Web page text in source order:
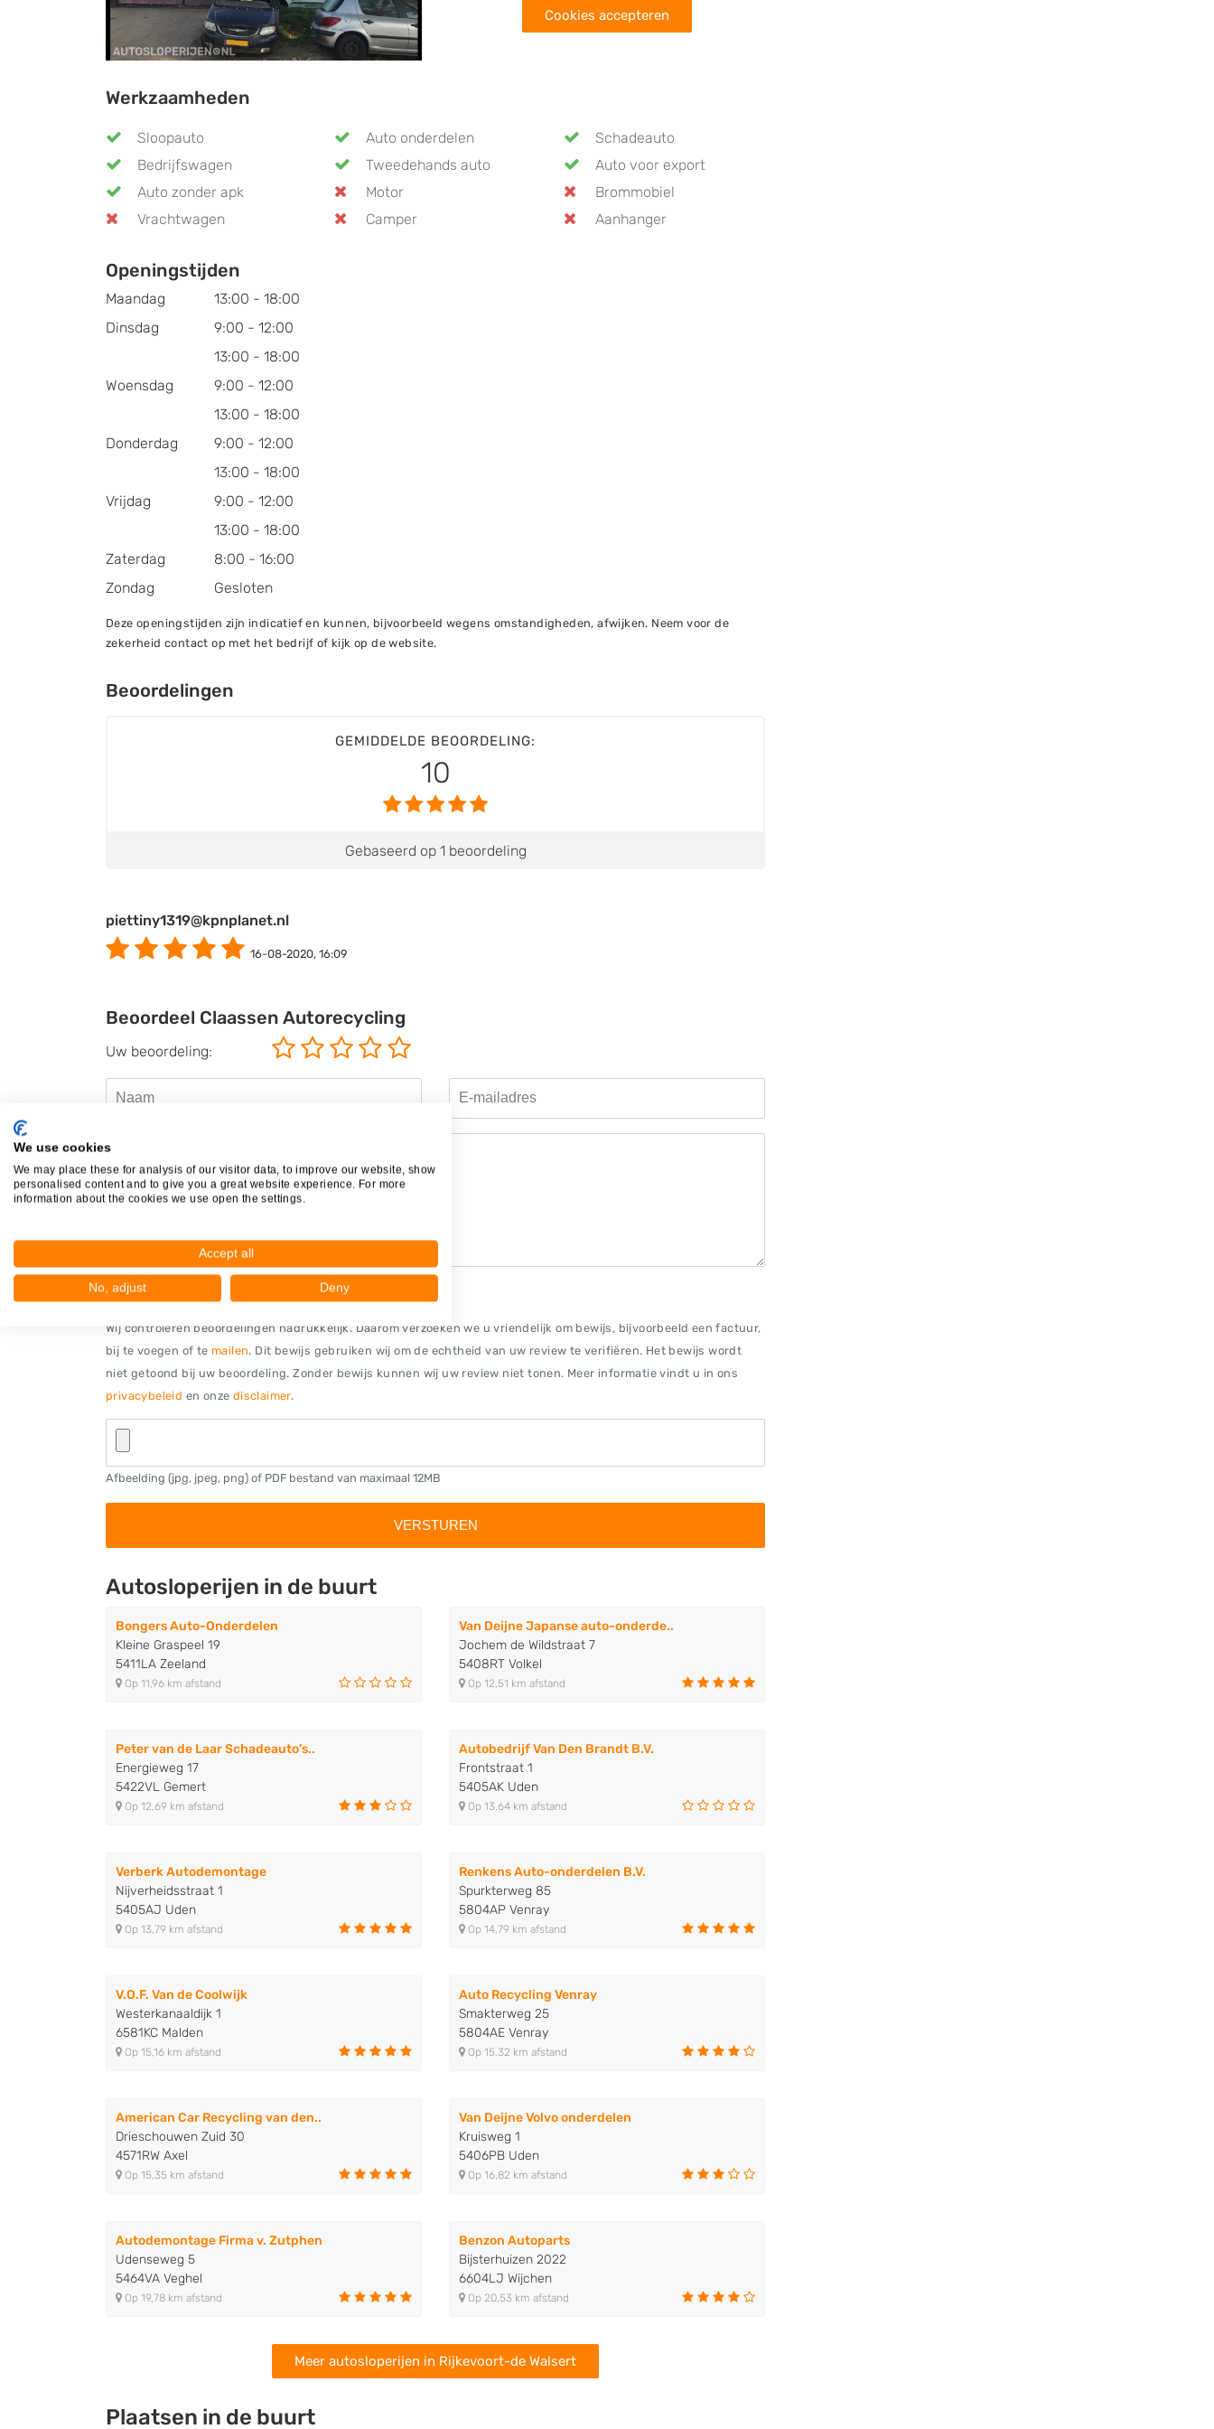
Cookies accepteren
Werkzaamheden
Sloopauto Auto onderdelen
Schadeauto
Bedrijfswagen
Tweedehands auto
Auto voor export
Auto zonder apk
Motor
Brommobiel
Vrachtwagen
Camper Aanhanger
Openingstijden
Maandag
13:00 - 18:00
Dinsdag
9:00 - 12:00
13:00 - 18:00
Woensdag
9:00 - 12:00
13:00 - 18:00
Donderdag
9:00 - 12:00
13:00 - 18:00
Vrijdag
9:00 - 12:00
13:00 - 18:00
Zaterdag
8:00 - 16:00
Zondag
Gesloten
Deze openingstijden zijn indicatief en kunnen, bijvoorbeeld wegens omstandigheden, afwijken. Neem voor de
zekerheid contact op met het bedrijf of kijk op de website.
Beoordelingen
GEMIDDELDE BEOORDELING:
10
Gebaseerd op 1 beoordeling
piettiny1319@kpnplanet.nl
16-08-2020, 16:09
Beoordeel Claassen Autorecycling
Uw beoordeling:
Bewijs
Wij controleren beoordelingen nadrukkelijk. Daarom verzoeken we u vriendelijk om bewijs, bijvoorbeeld een factuur,
bij te voegen of te mailen. Dit bewijs gebruiken wij om de echtheid van uw review te verifiëren. Het bewijs wordt
niet getoond bij uw beoordeling. Zonder bewijs kunnen wij uw review niet tonen. Meer informatie vindt u in ons
privacybeleid en onze disclaimer.
Afbeelding (jpg, jpeg, png) of PDF bestand van maximaal 12MB
Autosloperijen in de buurt
Bongers Auto-Onderdelen
Kleine Graspeel 19
5411LA Zeeland
Op 11,96 km afstand
Van Deijne Japanse auto-onderde..
Jochem de Wildstraat 7
5408RT Volkel
Op 12,51 km afstand
Peter van de Laar Schadeauto’s..
Energieweg 17
5422VL Gemert
Op 12,69 km afstand
Autobedrijf Van Den Brandt B.V.
Frontstraat 1
5405AK Uden
Op 13,64 km afstand
Verberk Autodemontage
Nijverheidsstraat 1
5405AJ Uden
Op 13,79 km afstand
Renkens Auto-onderdelen B.V.
Spurkterweg 85
5804AP Venray
Op 14,79 km afstand
V.O.F. Van de Coolwijk
Westerkanaaldijk 1
6581KC Malden
Op 15,16 km afstand
Auto Recycling Venray
Smakterweg 25
5804AE Venray
Op 15,32 km afstand
American Car Recycling van den..
Drieschouwen Zuid 30
4571RW Axel
Op 15,35 km afstand
Van Deijne Volvo onderdelen
Kruisweg 1
5406PB Uden
Op 16,82 km afstand
Autodemontage Firma v. Zutphen
Udenseweg 5
5464VA Veghel
Op 19,78 km afstand
Benzon Autoparts
Bijsterhuizen 2022
6604LJ Wijchen
Op 20,53 km afstand
Meer autosloperijen in Rijkevoort-de Walsert
Plaatsen in de buurt
We use cookies
We may place these for analysis of our visitor data, to improve our website, show
personalised content and to give you a great website experience. For more
information about the cookies we use open the settings.
Accept all
No, adjust Deny